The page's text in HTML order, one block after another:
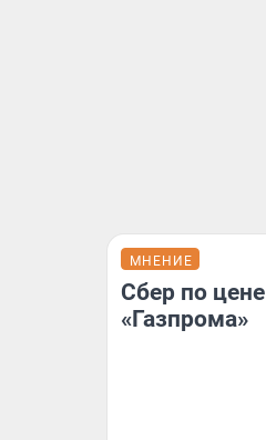
МНЕНИЕ
Сбер по цене
«Газпрома»